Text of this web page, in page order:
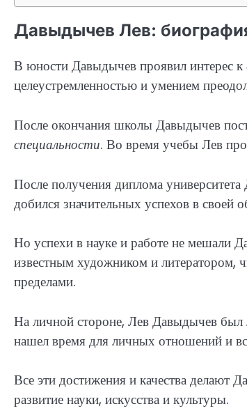
Давыдычев Лев:
В юности Давыдычев проявил интерес к
целеустремленностью и умением
После окончания школы Давыдычев
специальности. Во время учебы Лев
После получения диплома
добился значительных успехов в своей
Но успехи в науке и работе не мешали
известным художником и литератором,
пределами.
На личной стороне, Лев Давыдычев
нашел время для личных отношений и
Все эти достижения и качества делают
развитие науки, искусства и культуры.